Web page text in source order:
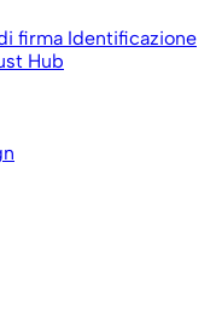
firma Identificazione
Hub